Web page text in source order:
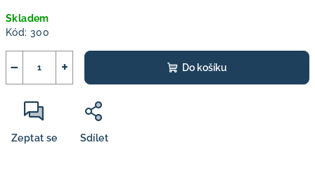
cena:
Skladem
Kód: 300
+
− Do košíku
Zeptat se Sdílet